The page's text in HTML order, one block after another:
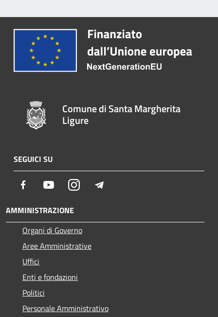
Comune di Santa Margherita
Ligure
SEGUICI SU
Facebook YoutubeInstagram
AMMINISTRAZIONE
Organi di Governo
Aree Amministrative
Uffici
Enti e fondazioni
Politici
Personale Amministrativo